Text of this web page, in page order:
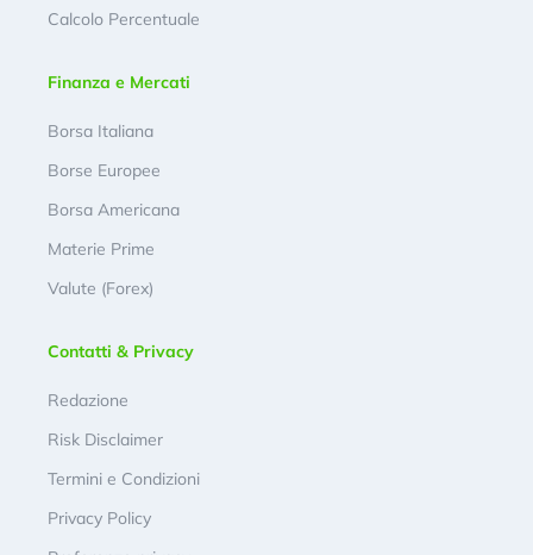
Calcolo Percentuale
Finanza e Mercati
Borsa Italiana
Borse Europee
Borsa Americana
Materie Prime
Valute (Forex)
Contatti & Privacy
Redazione
Risk Disclaimer
Termini e Condizioni
Privacy Policy